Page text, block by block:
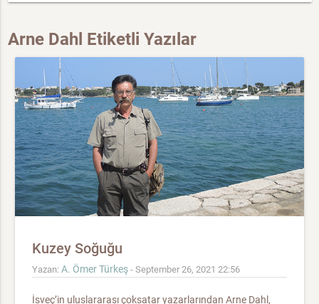
Arne Dahl Etiketli Yazılar
Kuzey Soğuğu
Yazan: A. Ömer Türkeş - September 26, 2021 22:56
İsveç’in uluslararası çoksatar yazarlarından Arne Dahl,